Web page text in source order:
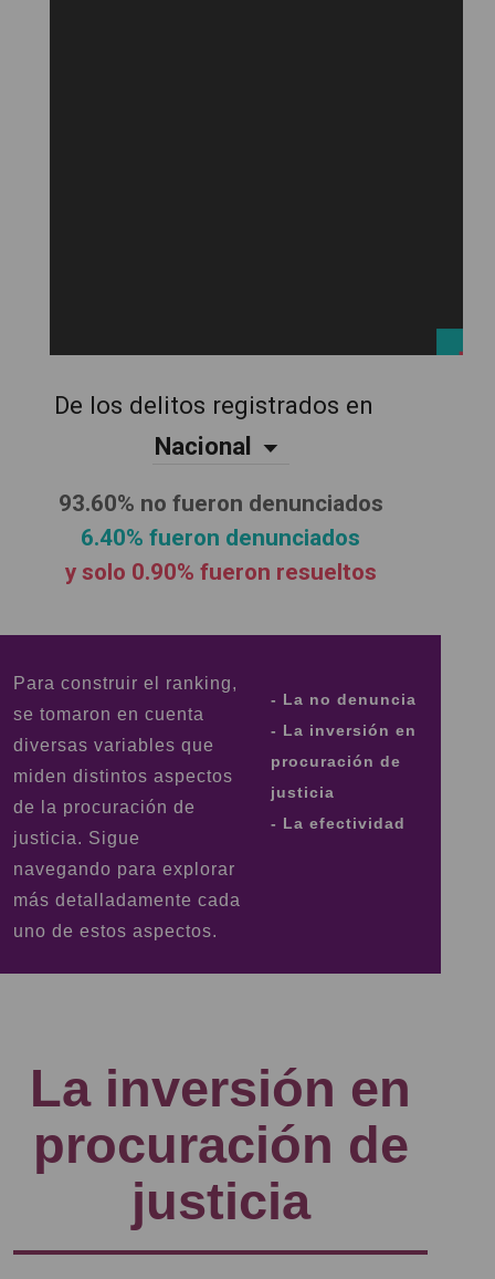
De los delitos registrados en
Nacional
93.60% no fueron denunciados
6.40% fueron denunciados
y solo 0.90% fueron resueltos
Para construir el ranking,
se tomaron en cuenta
diversas variables que
miden distintos aspectos
de la procuración de
justicia. Sigue
navegando para explorar
más detalladamente cada
uno de estos aspectos.
- La no denuncia
- La inversión en
procuración de
justicia
- La efectividad
La inversión en
procuración de
justicia